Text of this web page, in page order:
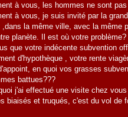
à vous, les hommes ne sont
à vous, je suis invité par la
la même ville, avec la même
planète. Il est où votre problème?
que votre indécente subvention
d'hypothèque , votre rente
en quoi vos grasses
battues???
j'ai effectué une visite chez
biaisés et truqués, c'est du vol de